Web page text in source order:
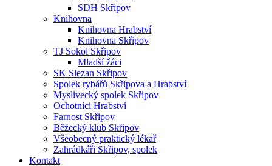
SDH Skřipov
Knihovna
Knihovna Hrabství
Knihovna Skřipov
TJ Sokol Skřipov
Mladší žáci
SK Slezan Skřipov
Spolek rybářů Skřipova a Hrabství
Myslivecký spolek Skřipov
Ochotníci Hrabství
Farnost Skřipov
Běžecký klub Skřipov
Všeobecný praktický lékař
Zahrádkáři Skřipov, spolek
Kontakt